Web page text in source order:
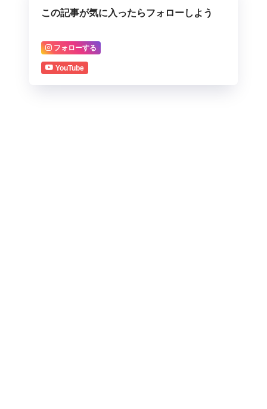
この記事が気に入ったらフォローしよう
フォローする
YouTube